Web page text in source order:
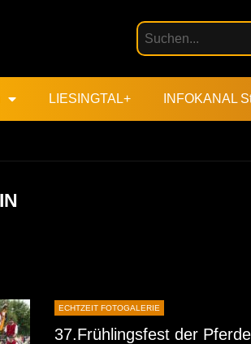
LIESINGTAL+ INFOKANAL
ECHTZEIT FOTOGALERIE
37.Frühlingsfest der